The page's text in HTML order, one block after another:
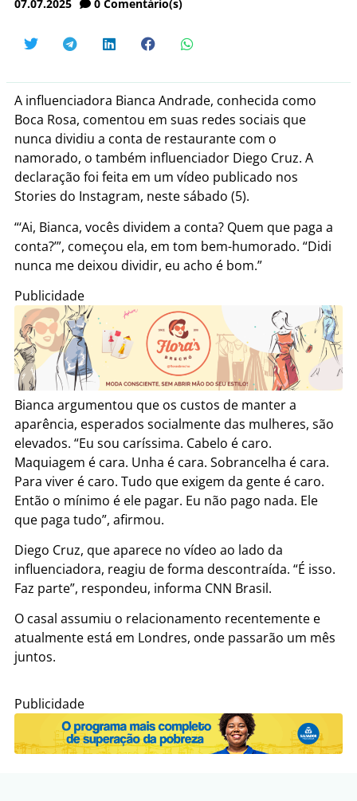
07.07.2025 0 Comentário(s)
A influenciadora Bianca Andrade, conhecida como
Boca Rosa, comentou em suas redes sociais que
nunca dividiu a conta de restaurante com o
namorado, o também influenciador Diego Cruz. A
declaração foi feita em um vídeo publicado nos
Stories do Instagram, neste sábado (5).
“‘Ai, Bianca, vocês dividem a conta? Quem que paga a
conta?’”, começou ela, em tom bem-humorado. “Didi
nunca me deixou dividir, eu acho é bom.”
Publicidade
Bianca argumentou que os custos de manter a
aparência, esperados socialmente das mulheres, são
elevados. “Eu sou caríssima. Cabelo é caro.
Maquiagem é cara. Unha é cara. Sobrancelha é cara.
Para viver é caro. Tudo que exigem da gente é caro.
Então o mínimo é ele pagar. Eu não pago nada. Ele
que paga tudo”, afirmou.
Diego Cruz, que aparece no vídeo ao lado da
influenciadora, reagiu de forma descontraída. “É isso.
Faz parte”, respondeu, informa CNN Brasil.
O casal assumiu o relacionamento recentemente e
atualmente está em Londres, onde passarão um mês
juntos.
Publicidade